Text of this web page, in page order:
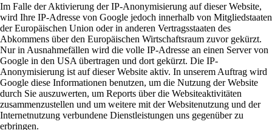
Im Falle der Aktivierung der IP-Anonymisierung auf dieser Website,
wird Ihre IP-Adresse von Google jedoch innerhalb von Mitgliedstaaten
der Europäischen Union oder in anderen Vertragsstaaten des
Abkommens über den Europäischen Wirtschaftsraum zuvor gekürzt.
Nur in Ausnahmefällen wird die volle IP-Adresse an einen Server von
Google in den USA übertragen und dort gekürzt. Die IP-
Anonymisierung ist auf dieser Website aktiv. In unserem Auftrag wird
Google diese Informationen benutzen, um die Nutzung der Website
durch Sie auszuwerten, um Reports über die Websiteaktivitäten
zusammenzustellen und um weitere mit der Websitenutzung und der
Internetnutzung verbundene Dienstleistungen uns gegenüber zu
erbringen.